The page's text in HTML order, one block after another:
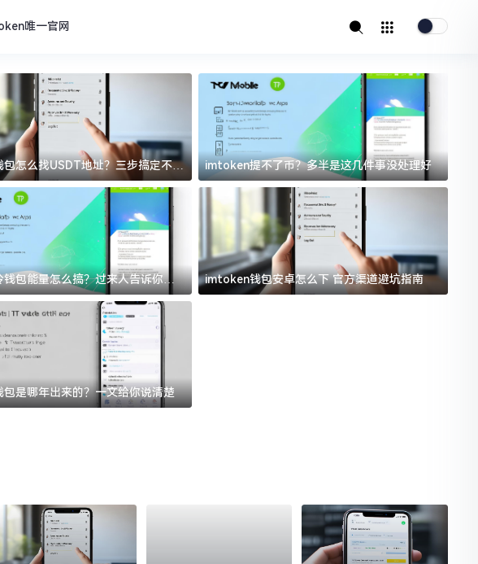
唯一官网
方下载
怎么找USDT地址？三步搞定不踩
imtoken提不了币？多半是这几件事没处理好
包能量怎么搞？过来人告诉你门
imtoken钱包安卓怎么下 官方渠道避坑指南
是哪年出来的？一文给你说清楚